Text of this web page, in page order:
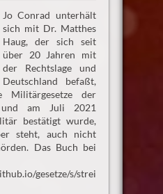
Jo Conrad unterhält
sich mit Dr. Matthes
Haug, der sich seit
über 20 Jahren mit
der Rechtslage und
befaßt,
Militärgesetze der
am Juli 2021
bestätigt wurde,
steht, auch nicht
Das Buch bei
gesetze/s/streitkrnotwg/